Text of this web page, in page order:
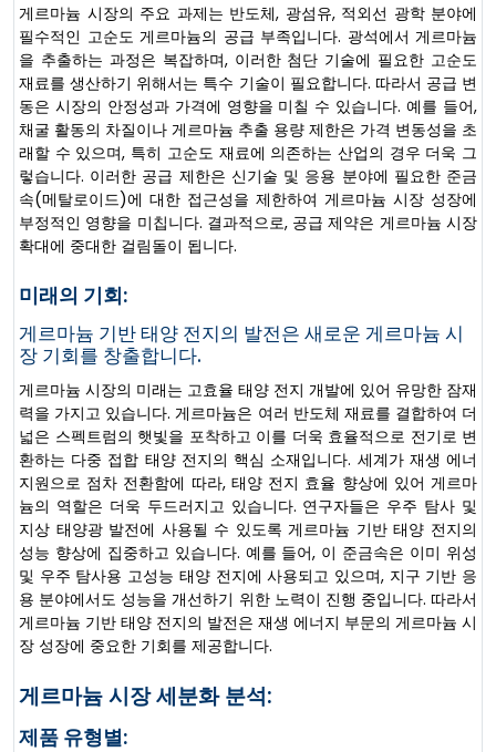
게르마늄 시장의 주요 과제는 반도체, 광섬유, 적외선 광학 분야에
필수적인 고순도 게르마늄의 공급 부족입니다. 광석에서 게르마늄
을 추출하는 과정은 복잡하며, 이러한 첨단 기술에 필요한 고순도
재료를 생산하기 위해서는 특수 기술이 필요합니다. 따라서 공급 변
동은 시장의 안정성과 가격에 영향을 미칠 수 있습니다. 예를 들어,
채굴 활동의 차질이나 게르마늄 추출 용량 제한은 가격 변동성을 초
래할 수 있으며, 특히 고순도 재료에 의존하는 산업의 경우 더욱 그
렇습니다. 이러한 공급 제한은 신기술 및 응용 분야에 필요한 준금
속(메탈로이드)에 대한 접근성을 제한하여 게르마늄 시장 성장에
부정적인 영향을 미칩니다. 결과적으로, 공급 제약은 게르마늄 시장
확대에 중대한 걸림돌이 됩니다.
미래의 기회:
게르마늄 기반 태양 전지의 발전은 새로운 게르마늄 시
장 기회를 창출합니다.
게르마늄 시장의 미래는 고효율 태양 전지 개발에 있어 유망한 잠재
력을 가지고 있습니다. 게르마늄은 여러 반도체 재료를 결합하여 더
넓은 스펙트럼의 햇빛을 포착하고 이를 더욱 효율적으로 전기로 변
환하는 다중 접합 태양 전지의 핵심 소재입니다. 세계가 재생 에너
지원으로 점차 전환함에 따라, 태양 전지 효율 향상에 있어 게르마
늄의 역할은 더욱 두드러지고 있습니다. 연구자들은 우주 탐사 및
지상 태양광 발전에 사용될 수 있도록 게르마늄 기반 태양 전지의
성능 향상에 집중하고 있습니다. 예를 들어, 이 준금속은 이미 위성
및 우주 탐사용 고성능 태양 전지에 사용되고 있으며, 지구 기반 응
용 분야에서도 성능을 개선하기 위한 노력이 진행 중입니다. 따라서
게르마늄 기반 태양 전지의 발전은 재생 에너지 부문의 게르마늄 시
장 성장에 중요한 기회를 제공합니다.
게르마늄 시장 세분화 분석:
제품 유형별: